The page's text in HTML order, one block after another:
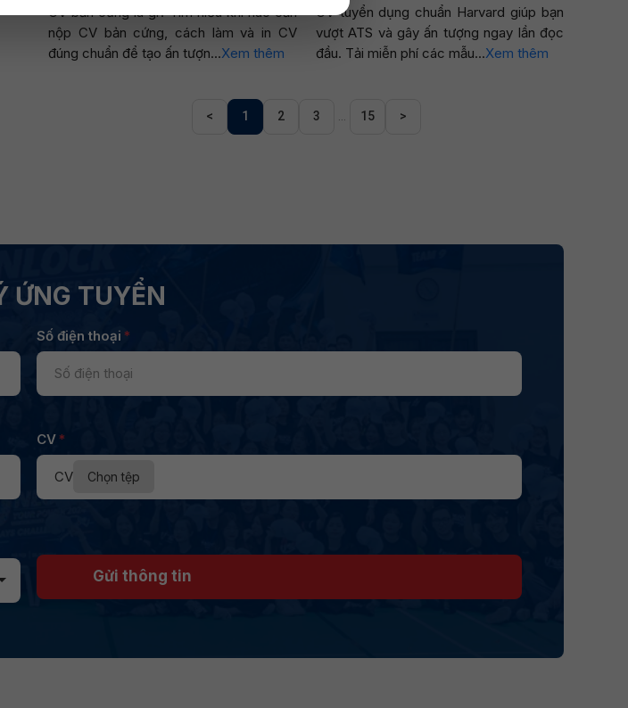
CV bản cứng là gì? Tìm hiểu khi nào cần
nộp CV bản cứng, cách làm và in CV
đúng chuẩn để tạo ấn tượn...Xem thêm
CV tuyển dụng chuẩn Harvard giúp bạn
vượt ATS và gây ấn tượng ngay lần đọc
đầu. Tải miễn phí các mẫu...Xem thêm
< 1 2 3 ... 15 >
ỨNG TUYỂN
Số điện thoại *
CV *
CV Chọn tệp
Gửi thông tin